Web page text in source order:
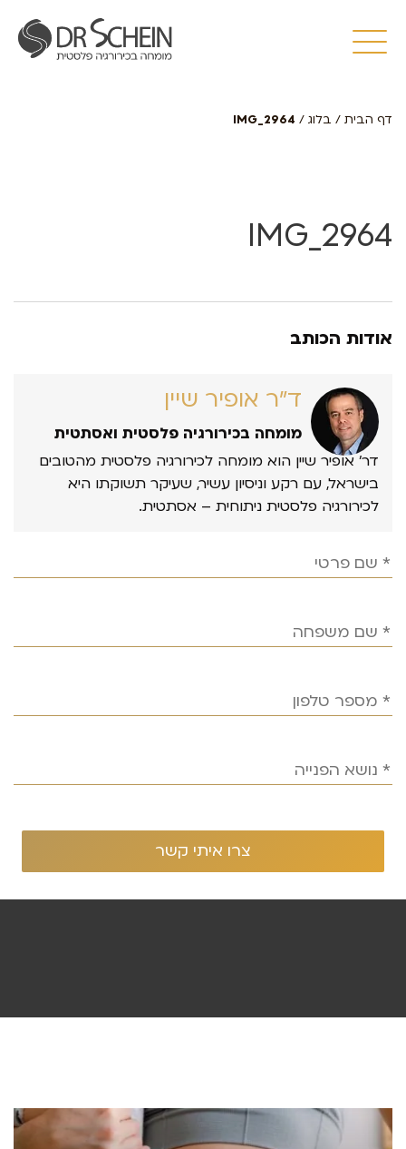
דף הבית / בלוג /
IMG_2964
IMG_2964
אודות הכותב
ד״ר אופיר שיין
מומחה בכירורגיה פלסטית ואסתטית
דר’ אופיר שיין הוא מומחה לכירורגיה פלסטית מהטובים
בישראל, עם רקע וניסיון עשיר, שעיקר תשוקתו היא
לכירורגיה פלסטית ניתוחית – אסתטית.